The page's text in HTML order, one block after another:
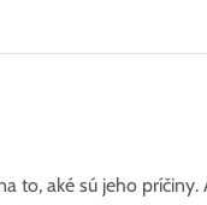
to, aké sú jeho príčiny.